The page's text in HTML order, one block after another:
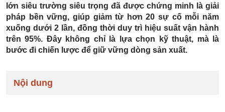
lớn siêu trường siêu trọng đã được chứng minh là giải
pháp bền vững, giúp giảmtừ hơn 20 sự cố mỗi năm
xuống dưới 2 lần, đồng thời duy trì hiệu suất vận hành
trên 95%. Đây không chỉ là lựa chọn kỹ thuật, mà là
bước đi chiến lược để giữ vững dòng sản xuất.
Nội dung